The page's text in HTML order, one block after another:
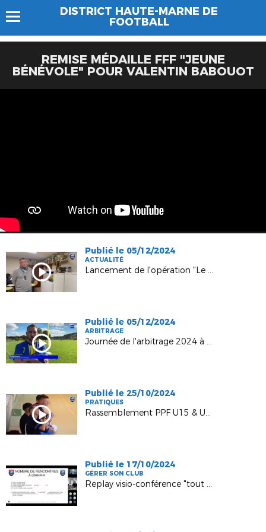
DISTRICT HAUTE-MARNE DE
FOOTBALL
REMISE MÉDAILLE FFF "JEUNE
BÉNÉVOLE" POUR VALENTIN BABOUOT
Publié le 05/12/2024
ACTUALITÉ
Lancement de l'opération "Le tour des clubs"
Publié le 05/12/2024
ARBITRAGE
Journée de l'arbitrage 2024 à Maranville
Publié le 25/10/2024
PRATIQUES
Rassemblement PPF U15 & U17 Futsal
Publié le 17/10/2024
GÉRER SON CLUB
Replay visio-conférence "tout savoir sur le statut de l'arbitrage"